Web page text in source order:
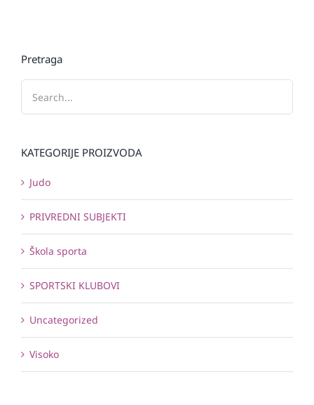
Pretraga
KATEGORIJE PROIZVODA
Judo
PRIVREDNI SUBJEKTI
Škola sporta
SPORTSKI KLUBOVI
Uncategorized
Visoko